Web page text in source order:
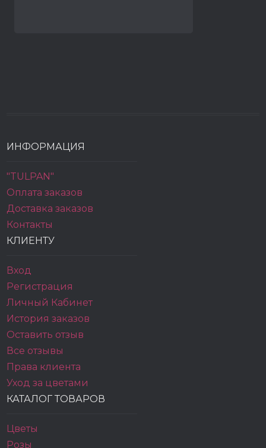
ИНФОРМАЦИЯ
"TULPAN"
Оплата заказов
Доставка заказов
Контакты
КЛИЕНТУ
Вход
Регистрация
Личный Кабинет
История заказов
Оставить отзыв
Все отзывы
Права клиента
Уход за цветами
КАТАЛОГ ТОВАРОВ
Цветы
Розы